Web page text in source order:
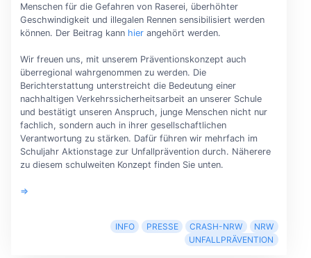
Menschen für die Gefahren von Raserei, überhöhter
Geschwindigkeit und illegalen Rennen sensibilisiert werden
können. Der Beitrag kann hierangehört werden.
Wir freuen uns, mit unserem Präventionskonzept auch
überregional wahrgenommen zu werden. Die
Berichterstattung unterstreicht die Bedeutung einer
nachhaltigen Verkehrssicherheitsarbeit an unserer Schule
und bestätigt unseren Anspruch, junge Menschen nicht nur
fachlich, sondern auch in ihrer gesellschaftlichen
Verantwortung zu stärken. Dafür führen wir mehrfach im
Schuljahr Aktionstage zur Unfallprävention durch. Näherere
zu diesem schulweiten Konzept finden Sie unten.
⇒
INFO PRESSE CRASH-NRW
NRW
UNFALLPRÄVENTION